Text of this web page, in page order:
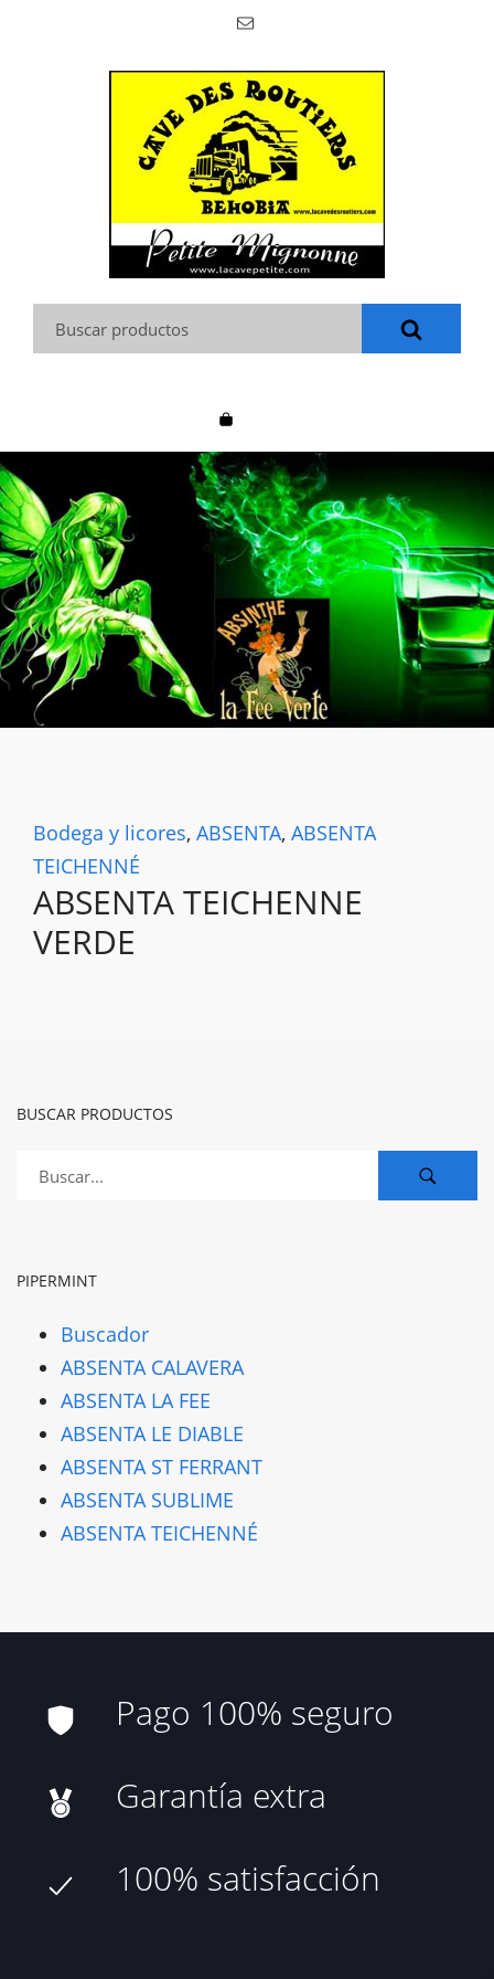
Buscar:
Bodega y licores, ABSENTA, ABSENTA
TEICHENNÉ
ABSENTA TEICHENNE
VERDE
BUSCAR PRODUCTOS
PIPERMINT
Buscador
ABSENTA CALAVERA
ABSENTA LA FEE
ABSENTA LE DIABLE
ABSENTA ST FERRANT
ABSENTA SUBLIME
ABSENTA TEICHENNÉ
Pago 100% seguro
Garantía extra
100% satisfacción